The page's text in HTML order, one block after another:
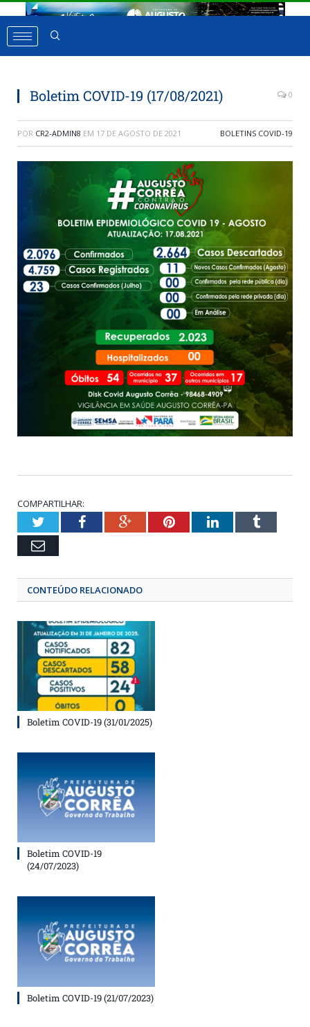
Boletim COVID-19 (17/08/2021) 0
POR CR2-ADMIN8 EM 17 DE AGOSTO DE 2021 BOLETINS COVID-19
COMPARTILHAR:
TwitterFacebookGoogle+Pinterest
LinkedIn
Email
CONTEÚDO RELACIONADO
Boletim COVID-19 (31/01/2025)
Boletim COVID-19
(24/07/2023)
Boletim COVID-19 (21/07/2023)